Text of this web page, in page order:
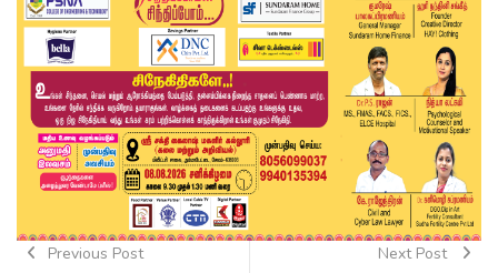
Previous Post Next Post